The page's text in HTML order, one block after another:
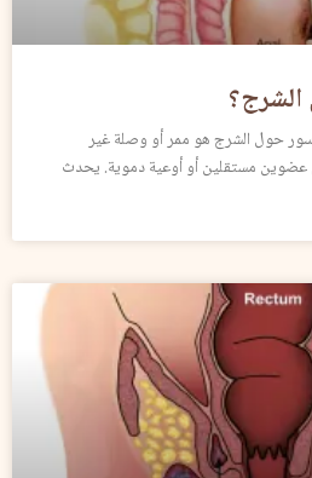
الشرج؟
حول الشرج هو ممر أو وصلة غير
عضوين مستقلين أو أوعية دموية. يحدث